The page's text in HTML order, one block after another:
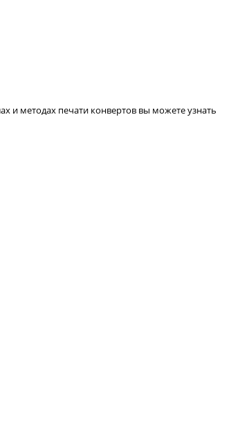
и методах печати конвертов вы можете узнать